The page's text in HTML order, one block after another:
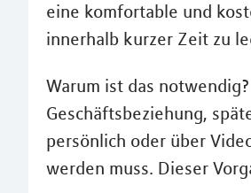
eine komfortable und
innerhalb kurzer Zeit zu
Warum ist das
Geschäftsbeziehung,
persönlich oder über
werden muss. Dieser